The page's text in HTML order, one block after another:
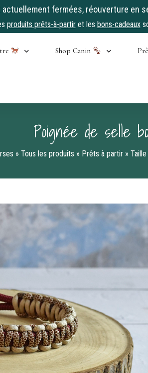
fermées, réouverture en
produits prêts-à-partiret les bons-cadeaux
Shop Canin
Poignée de selle
» Tous les produits » Prêts à partir »